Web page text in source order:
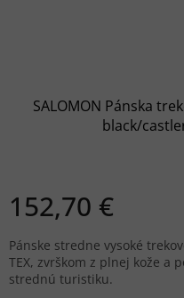
SALOMON Pánska
black/
152,70 €
Pánske stredne vysoké
TEX, zvrškom z plnej kože a
strednú turistiku.